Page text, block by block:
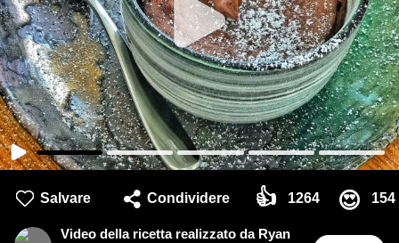
Salvare Condividere 👍 1264 😍 154
Video della ricetta realizzato da Ryan